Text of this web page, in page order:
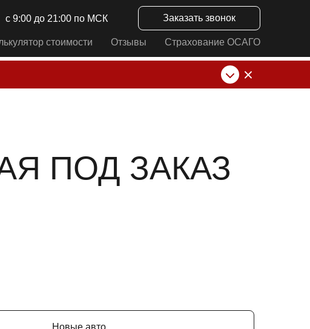
с 9:00 до 21:00 по МСК Заказать звонок
стоимости Отзывы Страхование ОСАГО
ПОД ЗАКАЗ
Новые авто